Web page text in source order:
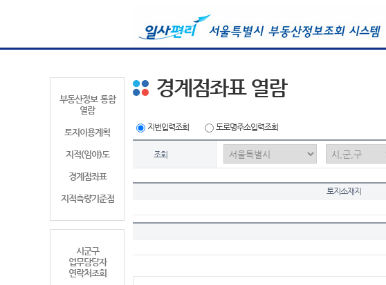
부동산정보 통합
열람
토지이용계획
지적(임야)도
경계점좌표
지적측량기준점
시군구
업무담당자
연락처조회
경계점좌표 열람
지번입력조회 도로명주소입력조회
조회
토지소재지